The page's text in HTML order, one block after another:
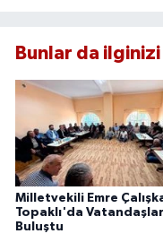
Bunlar da
Milletvekili Emre
Topaklı'da
Buluştu